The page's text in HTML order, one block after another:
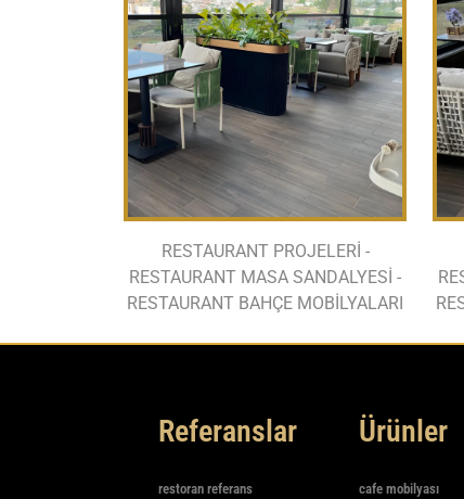
RESTAURANT PROJELERİ -
RESTAURANT MASA SANDALYESİ -
RESTAURANT BAHÇE MOBİLYALARI
Referanslar
restoran referans
Ürünler
cafe mobilyası